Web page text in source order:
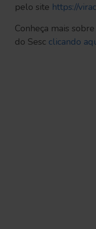
pelo site https://
Conheça mais
do Sesc clicando